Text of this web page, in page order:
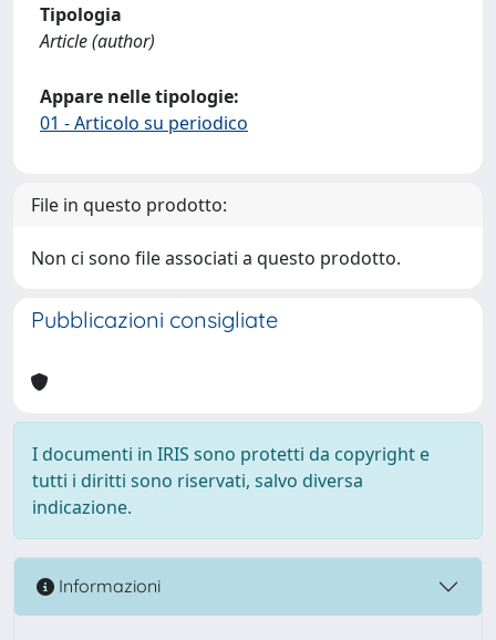
Tipologia
Article (author)
Appare nelle tipologie:
01 - Articolo su periodico
File in questo prodotto:
Non ci sono file associati a questo prodotto.
Pubblicazioni consigliate
I documenti in IRIS sono protetti da copyright e
tutti i diritti sono riservati, salvo diversa
indicazione.
Informazioni